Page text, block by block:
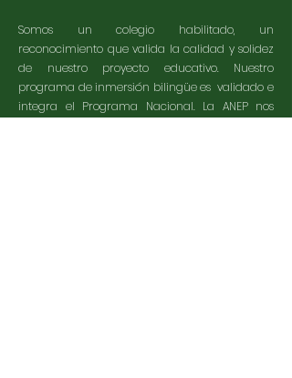
Somos un colegio habilitado, un
reconocimiento que valida la calidad y solidez
de nuestro proyecto educativo. Nuestro
programa de inmersión bilingüe es validado e
integra el Programa Nacional. La ANEP nos